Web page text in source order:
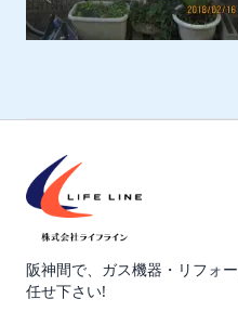
阪神間で、ガス機器・リフォ
任せ下さい!